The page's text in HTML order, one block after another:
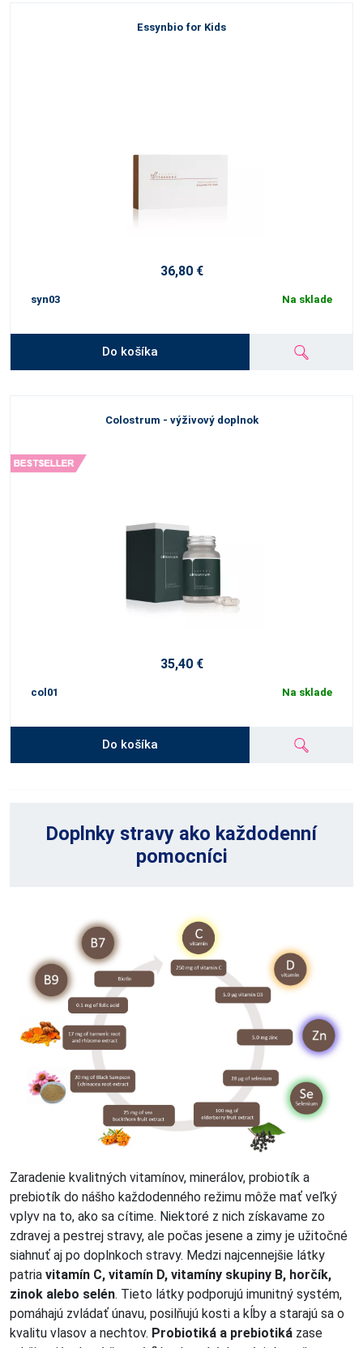
Essynbio for Kids
36,80 €
syn03 Na sklade
Do košíka
Colostrum - výživový doplnok
35,40 €
col01 Na sklade
Do košíka
Doplnky stravy ako každodenní
pomocníci
Zaradenie kvalitných vitamínov, minerálov, probiotík a
prebiotík do nášho každodenného režimu môže mať veľký
vplyv na to, ako sa cítime. Niektoré z nich získavame zo
zdravej a pestrej stravy, ale počas jesene a zimy je užitočné
siahnuť aj po doplnkoch stravy. Medzi najcennejšie látky
patria vitamín C, vitamín D, vitamíny skupiny B, horčík,
zinok alebo selén. Tieto látky podporujú imunitný systém,
pomáhajú zvládať únavu, posilňujú kosti a kĺby a starajú sa o
kvalitu vlasov a nechtov. Probiotiká a prebiotiká zase